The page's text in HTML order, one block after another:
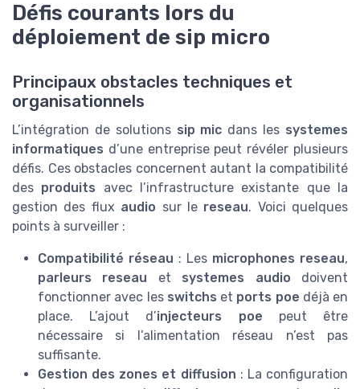
Défis courants lors du
déploiement de sip micro
Principaux obstacles techniques et
organisationnels
L’intégration de solutions sip mic dans les systemes
informatiques d’une entreprise peut révéler plusieurs
défis. Ces obstacles concernent autant la compatibilité
des produits avec l’infrastructure existante que la
gestion des flux audio sur le reseau. Voici quelques
points à surveiller :
Compatibilité réseau : Les microphones reseau,
parleurs reseau et systemes audio doivent
fonctionner avec les switchs et ports poe déjà en
place. L’ajout d’injecteurs poe peut être
nécessaire si l’alimentation réseau n’est pas
suffisante.
Gestion des zones et diffusion : La configuration